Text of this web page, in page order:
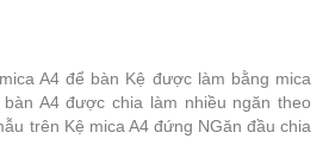
A4 để bàn Kệ được làm bằng mica
A4 được chia làm nhiều ngăn theo
trên Kệ mica A4 đứng NGăn đầu chia